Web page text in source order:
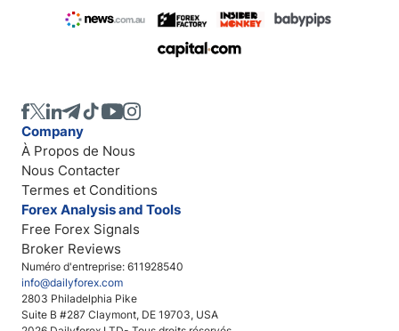
Numéro d'entreprise: 611928540
info@dailyforex.com
2803 Philadelphia Pike
Suite B #287 Claymont, DE 19703, USA
Company
À Propos de Nous
Nous Contacter
Termes et Conditions
Forex Analysis and Tools
Free Forex Signals
Broker Reviews